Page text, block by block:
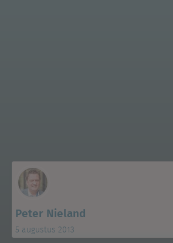
Peter Nieland
5 augustus 2013